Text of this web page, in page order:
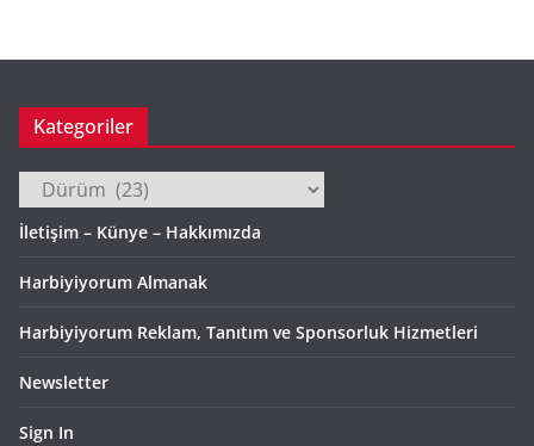
Kategoriler
Kategoriler
İletişim – Künye – Hakkımızda
Harbiyiyorum Almanak
Harbiyiyorum Reklam, Tanıtım ve Sponsorluk Hizmetleri
Newsletter
Sign In